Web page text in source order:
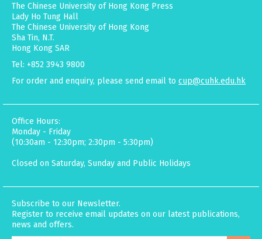
The Chinese University of Hong Kong Press
Lady Ho Tung Hall
The Chinese University of Hong Kong
Sha Tin, N.T.
Hong Kong SAR
Tel: +852 3943 9800
For order and enquiry, please send email to cup@cuhk.edu.hk
Office Hours:
Monday - Friday
(10:30am - 12:30pm; 2:30pm - 5:30pm)
Closed on Saturday, Sunday and Public Holidays
Subscribe to our Newsletter.
Register to receive email updates on our latest publications,
news and offers.